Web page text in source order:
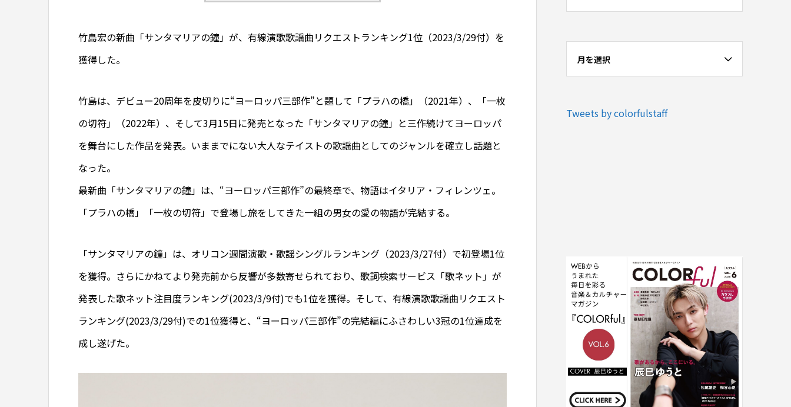
竹島宏の新曲「サンタマリアの鐘」が、有線演歌歌謡曲リクエストランキング1位（2023/3/29付）を
獲得した。
竹島は、デビュー20周年を皮切りに“ヨーロッパ三部作”と題して「プラハの橋」（2021年）、「一枚
の切符」（2022年）、そして3月15日に発売となった「サンタマリアの鐘」と三作続けてヨーロッパ
を舞台にした作品を発表。いままでにない大人なテイストの歌謡曲としてのジャンルを確立し話題と
なった。
最新曲「サンタマリアの鐘」は、“ヨーロッパ三部作”の最終章で、物語はイタリア・フィレンツェ。
「プラハの橋」「一枚の切符」で登場し旅をしてきた一組の男女の愛の物語が完結する。
「サンタマリアの鐘」は、オリコン週間演歌・歌謡シングルランキング（2023/3/27付）で初登場1位
を獲得。さらにかねてより発売前から反響が多数寄せられており、歌詞検索サービス「歌ネット」が
発表した歌ネット注目度ランキング(2023/3/9付)でも1位を獲得。そして、有線演歌歌謡曲リクエスト
ランキング(2023/3/29付)での1位獲得と、“ヨーロッパ三部作”の完結編にふさわしい3冠の1位達成を
成し遂げた。
月を選択
Tweets by colorfulstaff